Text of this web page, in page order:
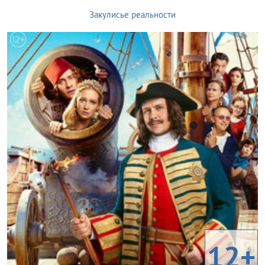
Закулисье реальности
12+